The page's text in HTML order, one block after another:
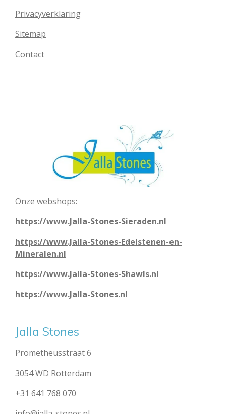
Privacyverklaring
Sitemap
Contact
Onze webshops:
https://www.Jalla-Stones-Sieraden.nl
https://www.Jalla-Stones-Edelstenen-en-
Mineralen.nl
https://www.Jalla-Stones-Shawls.nl
https://www.Jalla-Stones.nl
Jalla Stones
Prometheusstraat 6
3054 WD Rotterdam
+31 641 768 070